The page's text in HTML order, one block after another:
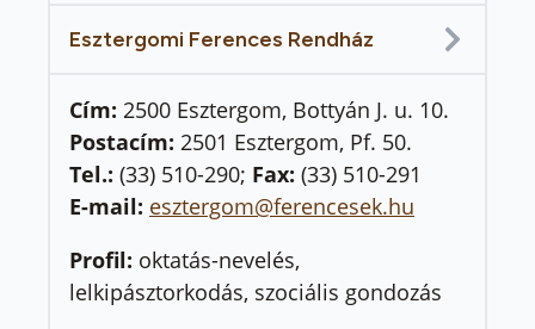
Esztergomi Ferences Rendház
Cím: 2500 Esztergom, Bottyán J. u. 10.
Postacím: 2501 Esztergom, Pf. 50.
Tel.: (33) 510-290; Fax: (33) 510-291
E-mail: esztergom@ferencesek.hu
Profil: oktatás-nevelés,
lelkipásztorkodás, szociális gondozás